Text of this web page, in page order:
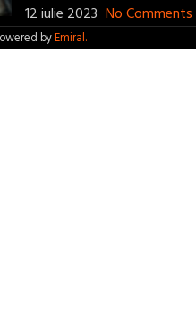
12 iulie 2023 No Comments
byEmiral.